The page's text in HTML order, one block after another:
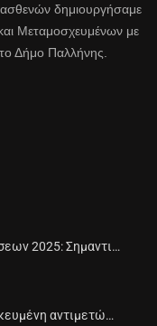
δημιουργήσαμε
Μεταμοσχευμένων με
Δήμο Παλλήνης.
2025: Σημαντι…
αντιμετώ…